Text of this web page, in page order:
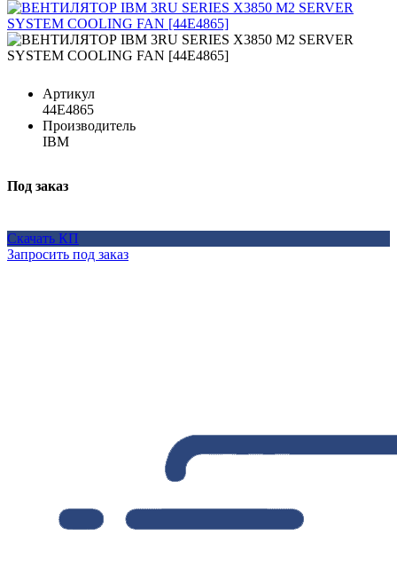
Артикул
44E4865
Производитель
IBM
Под заказ
Скачать КП
Запросить под заказ